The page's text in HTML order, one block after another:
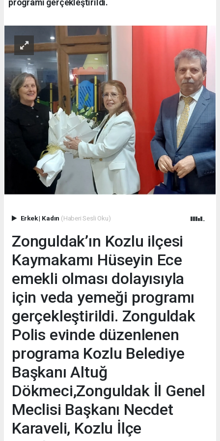
programı gerçekleştirildi.
Erkek| Kadın (Haberi Sesli Oku)
Zonguldak’ın Kozlu ilçesi
Kaymakamı Hüseyin Ece
emekli olması dolayısıyla
için veda yemeği programı
gerçekleştirildi. Zonguldak
Polis evinde düzenlenen
programa Kozlu Belediye
Başkanı Altuğ
Dökmeci,Zonguldak İl Genel
Meclisi Başkanı Necdet
Karaveli, Kozlu İlçe